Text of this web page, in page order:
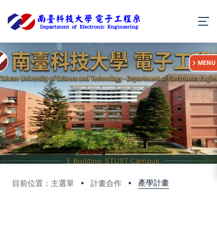
目前位置：主選單 計畫合作 產學計畫
:::
MENU